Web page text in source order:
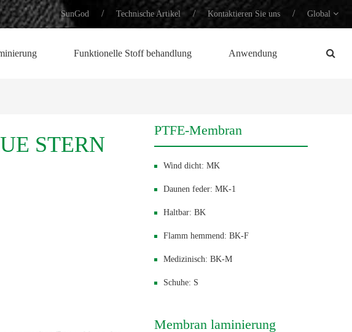
SunGod / Technische Artikel / Kontaktieren Sie uns / Global
Funktionelle Stoff behandlung Anwendung
STERN
PTFE-Membran
Wind dicht: MK
Daunen feder: MK-1
Haltbar: BK
Flamm hemmend: BK-F
Medizinisch: BK-M
Schuhe: S
Membran laminierung